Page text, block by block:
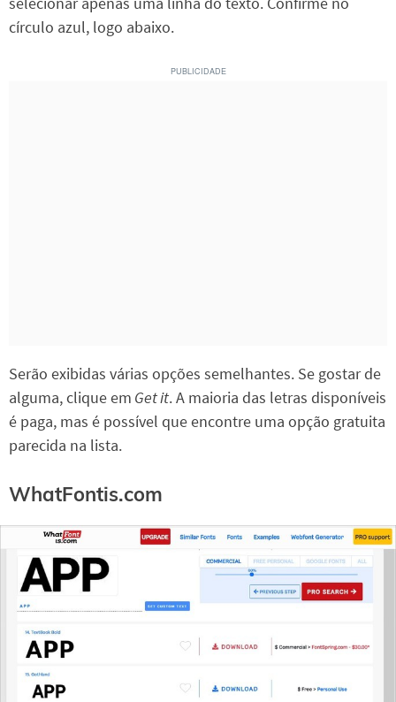
círculo azul, logo abaixo.
Serão exibidas várias opções semelhantes. Se gostar de
alguma, clique em Get it. A maioria das letras disponíveis
é paga, mas é possível que encontre uma opção gratuita
parecida na lista.
WhatFontis.com